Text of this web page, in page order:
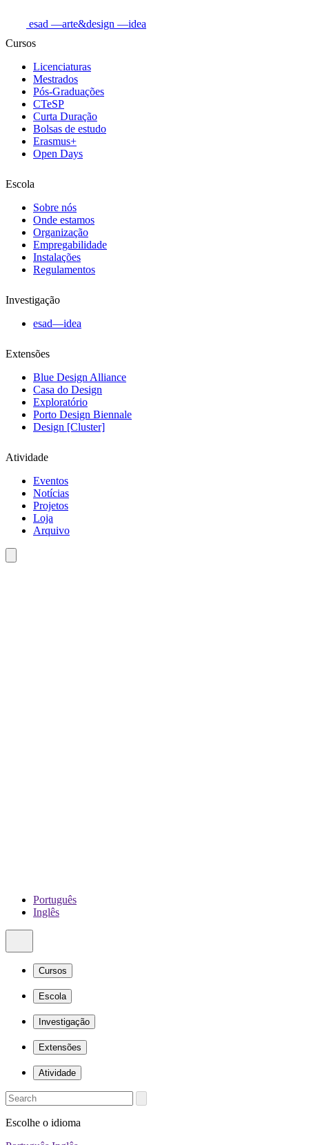
esad —arte&design —idea
Cursos
Licenciaturas
Mestrados
Pós-Graduações
CTeSP
Curta Duração
Bolsas de estudo
Erasmus+
Open Days
Escola
Sobre nós
Onde estamos
Organização
Empregabilidade
Instalações
Regulamentos
Investigação
esad—idea
Extensões
Blue Design Alliance
Casa do Design
Exploratório
Porto Design Biennale
Design [Cluster]
Atividade
Eventos
Notícias
Projetos
Loja
Arquivo
Português
Inglês
Cursos
Escola
Investigação
Extensões
Atividade
Escolhe o idioma